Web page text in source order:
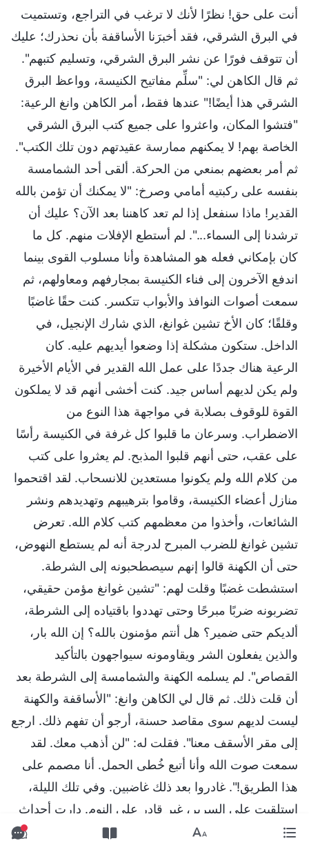
أنت على حق! نظرًا لأنك لا ترغب في التراجع، وتستميت
في البرق الشرقي، فقد أخبرَنا الأساقفة بأن نحذرك؛ عليك
أن تتوقف فورًا عن نشر البرق الشرقي، وتسليم كتبهم".
ثم قال الكاهن لي: "سلِّم مفاتيح الكنيسة، وواعظ البرق
الشرقي هذا أيضًا!" عندها فقط، أمر الكاهن وانغ الرعية:
"فتشوا المكان، واعثروا على جميع كتب البرق الشرقي
الخاصة بهم! لا يمكنهم ممارسة عقيدتهم دون تلك الكتب".
ثم أمر بعضهم بمنعي من الحركة. ألقى أحد الشمامسة
بنفسه على ركبتيه أمامي وصرخ: "لا يمكنك أن تؤمن بالله
القدير! ماذا سنفعل إذا لم تعد كاهننا بعد الآن؟ عليك أن
ترشدنا إلى السماء...". لم أستطع الإفلات منهم. كل ما
كان بإمكاني فعله هو المشاهدة وأنا مسلوب القوى بينما
اندفع الآخرون إلى فناء الكنيسة بمجارفهم ومعاولهم، ثم
سمعت أصوات النوافذ والأبواب تتكسر. كنت حقًا غاضبًا
وقلقًا؛ كان الأخ تشين غوانغ، الذي شارك الإنجيل، في
الداخل. ستكون مشكلة إذا وضعوا أيديهم عليه. كان
الرعية هناك جددًا على عمل الله القدير في الأيام الأخيرة
ولم يكن لديهم أساس جيد. كنت أخشى أنهم قد لا يملكون
القوة للوقوف بصلابة في مواجهة هذا النوع من
الاضطراب. وسرعان ما قلبوا كل غرفة في الكنيسة رأسًا
على عقب، حتى أنهم قلبوا المذبح. لم يعثروا على كتب
من كلام الله ولم يكونوا مستعدين للانسحاب. لقد اقتحموا
منازل أعضاء الكنيسة، وقاموا بترهيبهم وتهديدهم ونشر
الشائعات، وأخذوا من معظمهم كتب كلام الله. تعرض
تشين غوانغ للضرب المبرح لدرجة أنه لم يستطع النهوض،
حتى أن الكهنة قالوا إنهم سيصطحبونه إلى الشرطة.
استشطت غضبًا وقلت لهم: "تشين غوانغ مؤمن حقيقي،
تضربونه ضربًا مبرحًا وحتى تهددوا باقتياده إلى الشرطة،
ألديكم حتى ضمير؟ هل أنتم مؤمنون بالله؟ إن الله بار،
والذين يفعلون الشر ويقاومونه سيواجهون بالتأكيد
القصاص". لم يسلمه الكهنة والشمامسة إلى الشرطة بعد
أن قلت ذلك. ثم قال لي الكاهن وانغ: "الأساقفة والكهنة
ليست لديهم سوى مقاصد حسنة، أرجو أن تفهم ذلك. ارجع
إلى مقر الأسقف معنا". فقلت له: "لن أذهب معك. لقد
سمعت صوت الله وأنا أتبع خُطى الحمل. أنا مصمم على
هذا الطريق!". غادروا بعد ذلك غاضبين. وفي تلك الليلة،
استلقيت على السرير، غير قادر على النوم. دارت أحداث
اليوم في رأسي وكأنها فيلم. كان عقلي في حالة